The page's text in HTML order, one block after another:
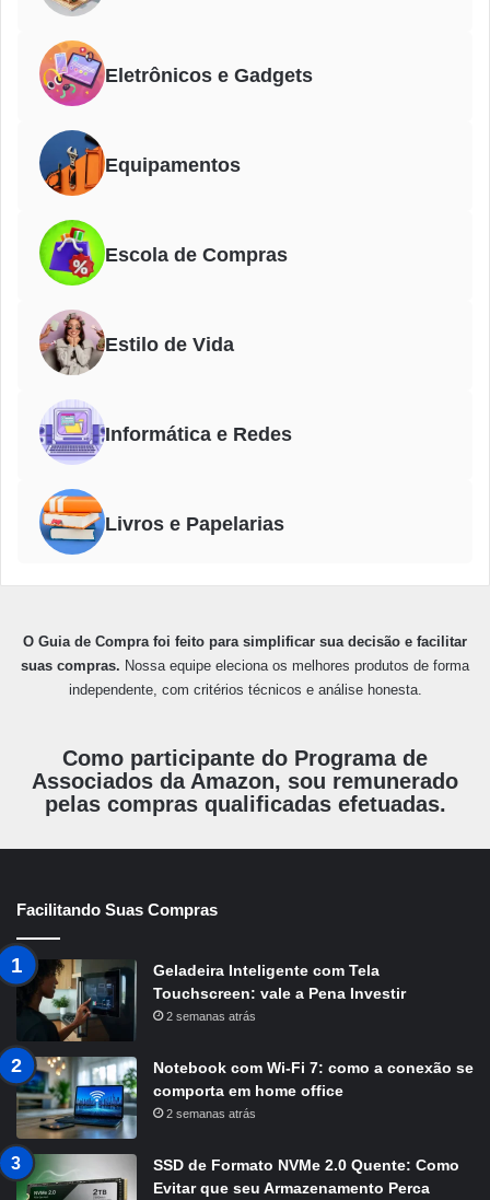
Eletrônicos e Gadgets
Equipamentos
Escola de Compras
Estilo de Vida
Informática e Redes
Livros e Papelarias
O Guia de Compra foi feito para simplificar sua decisão e facilitar
suas compras. Nossa equipe eleciona os melhores produtos de forma
independente, com critérios técnicos e análise honesta.
Como participante do Programa de
Associados da Amazon, sou remunerado
pelas compras qualificadas efetuadas.
Facilitando Suas Compras
Geladeira Inteligente com Tela
Touchscreen: vale a Pena Investir
2 semanas atrás
Notebook com Wi-Fi 7: como a conexão se
comporta em home office
2 semanas atrás
SSD de Formato NVMe 2.0 Quente: Como
Evitar que seu Armazenamento Perca